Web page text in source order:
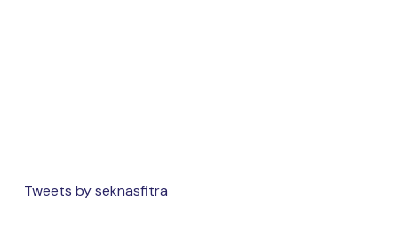
Tweets by seknasfitra